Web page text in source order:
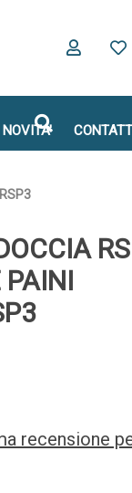
NOVITA'
PAINI
recensione